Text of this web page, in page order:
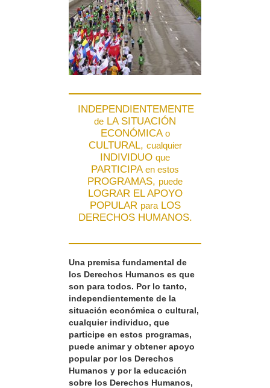
INDEPENDIENTEMENTE
de LA SITUACIÓN
ECONÓMICAo
CULTURAL, cualquier
INDIVIDUO que
PARTICIPAen estos
PROGRAMAS, puede
LOGRAR EL APOYO
POPULAR paraLOS
DERECHOS HUMANOS.
Una premisa fundamental de
los Derechos Humanos es que
son para todos. Por lo tanto,
independientemente de la
situación económica o cultural,
cualquier individuo, que
participe en estos programas,
puede animar y obtener apoyo
popular por los Derechos
Humanos y por la educación
sobre los Derechos Humanos,